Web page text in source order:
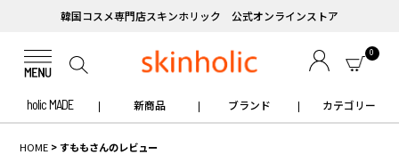
韓国コスメ専門店スキンホリック 公式オンラインストア
0
holic MADE 新商品 ブランド カテゴリー
HOME すももさんのレビュー